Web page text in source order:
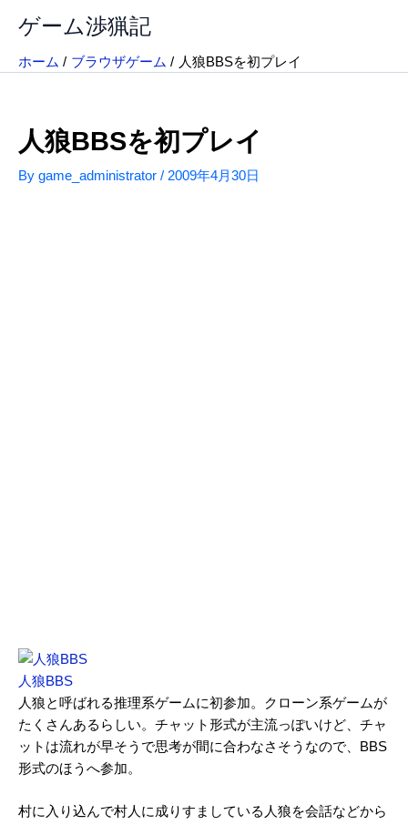
ス
ゲーム渉猟記
ホーム ブラウザゲーム 人狼BBSを初プレイ
人狼BBSを初プレイ
By game_administrator / 2009年4月30日
人狼BBS
人狼と呼ばれる推理系ゲームに初参加。クローン系ゲームが
たくさんあるらしい。チャット形式が主流っぽいけど、チャ
ットは流れが早そうで思考が間に合わなさそうなので、BBS
形式のほうへ参加。
村に入り込んで村人に成りすましている人狼を会話などから